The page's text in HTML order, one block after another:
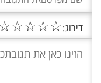
דירוג:☆
☆
☆
☆
☆